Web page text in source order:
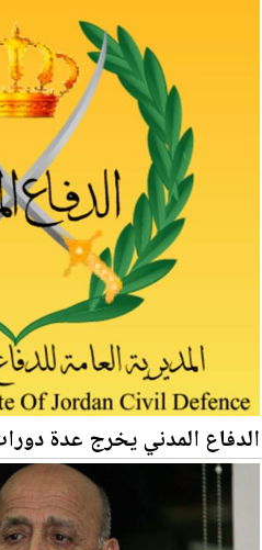
الدفاع المدني يخرج عدة